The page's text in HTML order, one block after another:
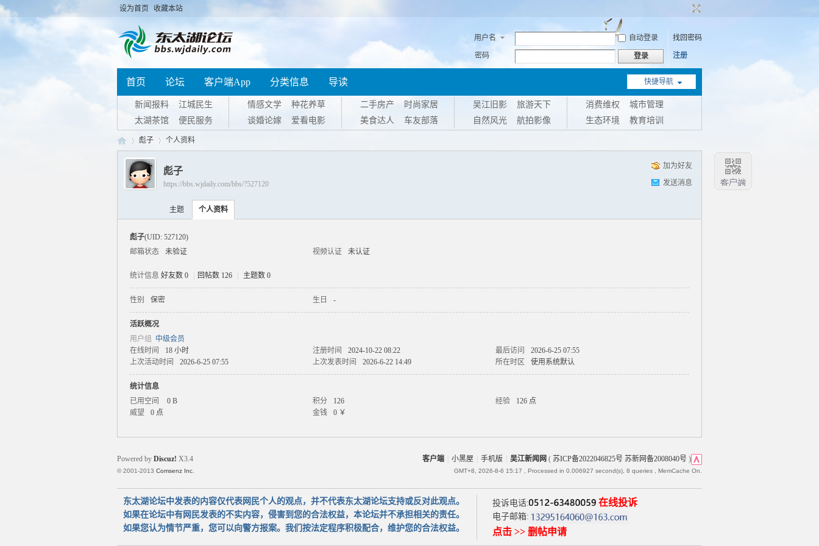
设为首页 收藏本站
用户名 自动登录 找回密码
密码 登录 注册
快捷导航
首页 论坛 客户端App 分类信息 导读
新闻报料
江城民生
太湖茶馆
便民服务
情感文学
种花养草
谈婚论嫁
爱看电影
二手房产
时尚家居
美食达人
车友部落
吴江旧影
旅游天下
自然风光
航拍影像
消费维权
城市管理
生态环境
教育培训
湖
›
彪子
›
个人资料
加为好友
发送消息
彪子
https://bbs.wjdaily.com/bbs/?527120
主题 个人资料
彪子(UID: 527120)
邮箱状态
未验证 视频认证 未认证
统计信息 好友数 0 回帖数 126 主题数 0
性别 保密 生日 -
活跃概况
用户组 中级会员
在线时间
18 小时 注册时间 2024-10-22 08:22 最后访问
2026-6-25 07:55
上次活动时间
2026-6-25 07:55 上次发表时间 2026-6-22 14:49 所在时区 使用系统默认
统计信息
已用空间
0 B 积分 126 经验
126 点
威望
0 点 金钱 0 ￥
客户端 小黑屋 手机版 吴江新闻网 ( 苏ICP备2022046825号 苏新网备2008040号 )
GMT+8, 2026-8-6 15:17 , Processed in 0.006927 second(s), 8 queries , MemCache On.
Powered by Discuz! X3.4
© 2001-2013 Comsenz Inc.
东太湖论坛中发表的内容仅代表网民个人的观点，并不代表东太湖论坛支持或反对此观点。
如果在论坛中有网民发表的不实内容，侵害到您的合法权益，本论坛并不承担相关的责任。
如果您认为情节严重，您可以向警方报案。我们按法定程序积极配合，维护您的合法权益。
投诉电话: 在线投诉
电子邮箱:
点击 >> 删帖申请